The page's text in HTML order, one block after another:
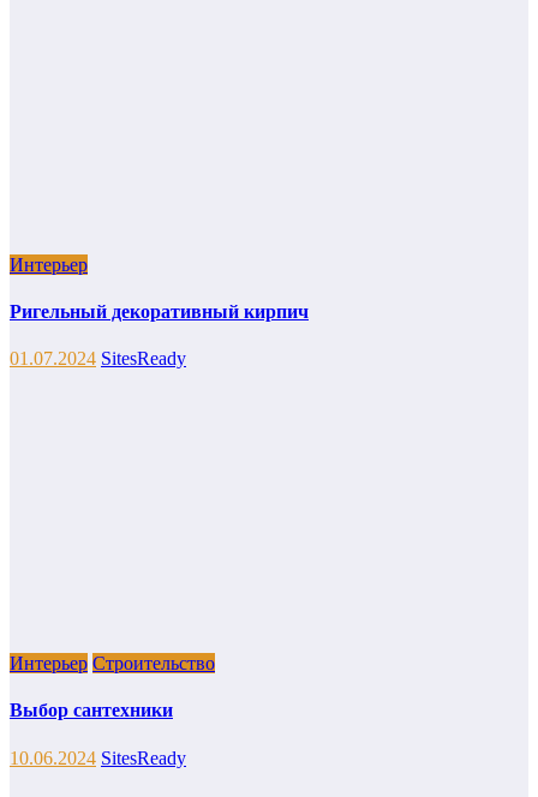
Интерьер
Ригельный декоративный кирпич
01.07.2024 SitesReady
Интерьер Строительство
Выбор сантехники
10.06.2024 SitesReady